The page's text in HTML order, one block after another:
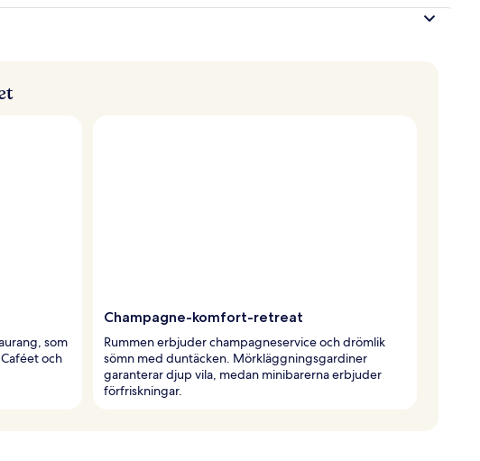
som
och
Champagne-komfort-retreat
Rummen erbjuder champagneservice och drömlik
sömn med duntäcken. Mörkläggningsgardiner
garanterar djup vila, medan minibarerna erbjuder
förfriskningar.